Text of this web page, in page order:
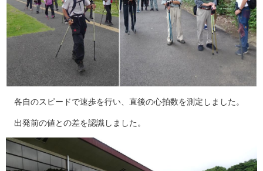
各自のスピードで速歩を行い、直後の心拍数を測定しました。
出発前の値との差を認識しました。